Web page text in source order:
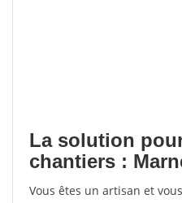
La solution
chantiers :
Vous êtes un artisan et